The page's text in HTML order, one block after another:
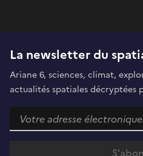
La newsletter du
Ariane 6, sciences, climat,
actualités spatiales décryptées